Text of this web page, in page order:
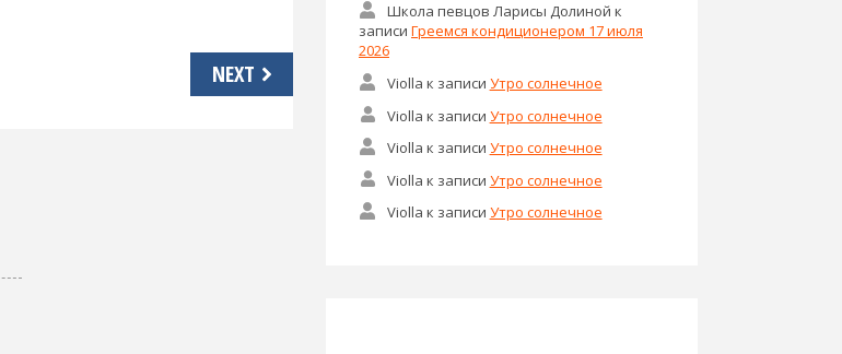
NEXT
Школа певцов Ларисы Долиной к
записи Греемся кондиционером 17 июля
2026
Violla к записи Утро солнечное
Violla к записи Утро солнечное
Violla к записи Утро солнечное
Violla к записи Утро солнечное
Violla к записи Утро солнечное